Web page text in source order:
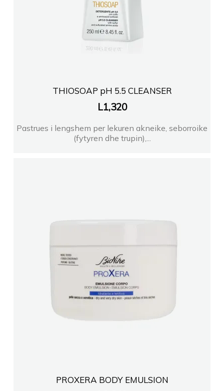
THIOSOAP pH 5.5 CLEANSER
L1,320
Pastrues i lengshem per lekuren akneike, seborroike
(fytyren dhe trupin),...
PROXERA BODY EMULSION